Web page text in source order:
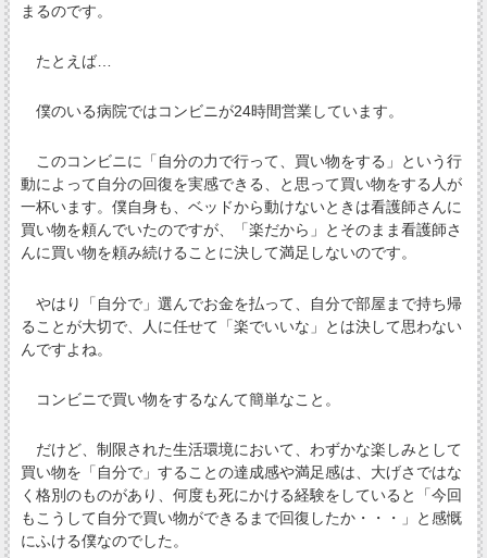
まるのです。
たとえば…
僕のいる病院ではコンビニが24時間営業しています。
このコンビニに「自分の力で行って、買い物をする」という行
動によって自分の回復を実感できる、と思って買い物をする人が
一杯います。僕自身も、ベッドから動けないときは看護師さんに
買い物を頼んでいたのですが、「楽だから」とそのまま看護師さ
んに買い物を頼み続けることに決して満足しないのです。
やはり「自分で」選んでお金を払って、自分で部屋まで持ち帰
ることが大切で、人に任せて「楽でいいな」とは決して思わない
んですよね。
コンビニで買い物をするなんて簡単なこと。
だけど、制限された生活環境において、わずかな楽しみとして
買い物を「自分で」することの達成感や満足感は、大げさではな
く格別のものがあり、何度も死にかける経験をしていると「今回
もこうして自分で買い物ができるまで回復したか・・・」と感慨
にふける僕なのでした。